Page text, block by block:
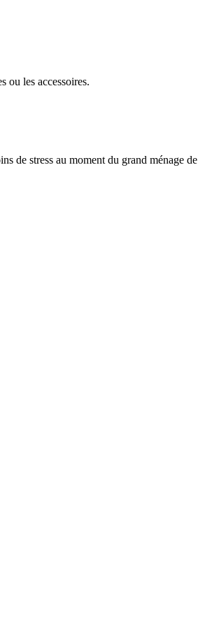
ou les accessoires.
de stress au moment du grand ménage de